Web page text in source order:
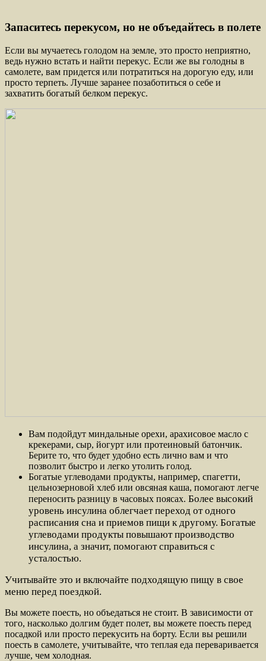
Запаситесь перекусом, но не объедайтесь в полете
Если вы мучаетесь голодом на земле, это просто неприятно,
ведь нужно встать и найти перекус. Если же вы голодны в
самолете, вам придется или потратиться на дорогую еду, или
просто терпеть. Лучше заранее позаботиться о себе и
захватить богатый белком перекус.
Вам подойдут миндальные орехи, арахисовое масло с
крекерами, сыр, йогурт или протеиновый батончик.
Берите то, что будет удобно есть лично вам и что
позволит быстро и легко утолить голод.
Богатые углеводами продукты, например, спагетти,
цельнозерновой хлеб или овсяная каша, помогают легче
переносить разницу в часовых поясах. Более высокий
уровень инсулина облегчает переход от одного
расписания сна и приемов пищи к другому. Богатые
углеводами продукты повышают производство
инсулина, а значит, помогают справиться с
усталостью.
Учитывайте это и включайте подходящую пищу в свое
меню перед поездкой.
Вы можете поесть, но объедаться не стоит. В зависимости от
того, насколько долгим будет полет, вы можете поесть перед
посадкой или просто перекусить на борту. Если вы решили
поесть в самолете, учитывайте, что теплая еда переваривается
лучше, чем холодная.